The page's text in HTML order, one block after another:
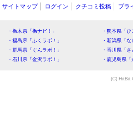
サイトマップ ログイン クチコミ投稿 プラ
・栃木県「栃ナビ！」
・熊本県「
・福島県「ふくラボ！」
・新潟県「
・群馬県「ぐんラボ！」
・香川県「
・石川県「金沢ラボ！」
・鹿児島県
(C) HitBit